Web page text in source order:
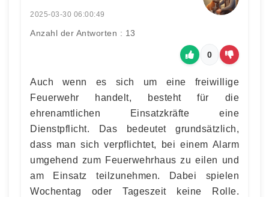
2025-03-30 06:00:49
Anzahl der Antworten : 13
0
Auch wenn es sich um eine freiwillige
Feuerwehr handelt, besteht für die
ehrenamtlichen Einsatzkräfte eine
Dienstpflicht. Das bedeutet grundsätzlich,
dass man sich verpflichtet, bei einem Alarm
umgehend zum Feuerwehrhaus zu eilen und
am Einsatz teilzunehmen. Dabei spielen
Wochentag oder Tageszeit keine Rolle.